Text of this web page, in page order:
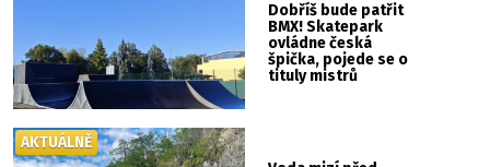
Dobříš bude patřit
BMX! Skatepark
ovládne česká
špička, pojede se o
tituly mistrů
AKTUÁLNĚ